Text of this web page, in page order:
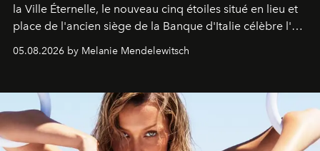
la Ville Éternelle, le nouveau cinq étoiles situé en lieu et
place de l'ancien siège de la Banque d'Italie célèbre l'art
de vivre Romain dans toute son élégance intemporelle.
05.08.2026 by Melanie Mendelewitsch